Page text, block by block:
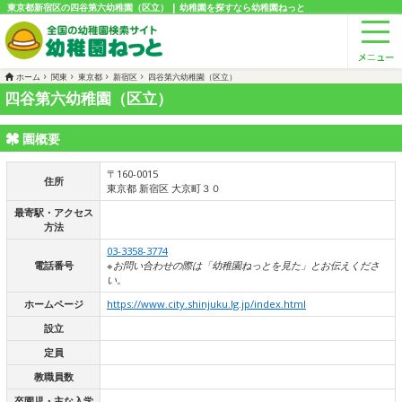
東京都新宿区の四谷第六幼稚園（区立） | 幼稚園を探すなら幼稚園ねっと
ホーム 関東 東京都 新宿区 四谷第六幼稚園（区立）
四谷第六幼稚園（区立）
園概要
住所
〒160-0015
東京都 新宿区 大京町３０
最寄駅・アクセス
方法
電話番号
03-3358-3774
※お問い合わせの際は「幼稚園ねっとを見た」とお伝えくださ
い。
ホームページ
https://www.city.shinjuku.lg.jp/index.html
設立
定員
教職員数